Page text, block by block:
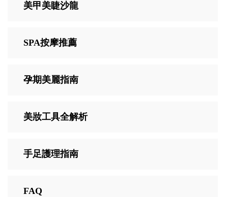
美甲美睫沙龍
SPA按摩推薦
孕期美麗指南
美妝工具全解析
手足護理指南
FAQ